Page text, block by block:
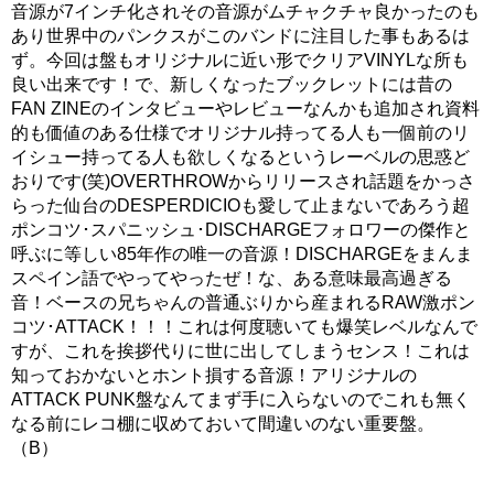
音源が7インチ化されその音源がムチャクチャ良かったのも
あり世界中のパンクスがこのバンドに注目した事もあるは
ず。今回は盤もオリジナルに近い形でクリアVINYLな所も
良い出来です！で、新しくなったブックレットには昔の
FAN ZINEのインタビューやレビューなんかも追加され資料
的も価値のある仕様でオリジナル持ってる人も一個前のリ
イシュー持ってる人も欲しくなるというレーベルの思惑ど
おりです(笑)OVERTHROWからリリースされ話題をかっさ
らった仙台のDESPERDICIOも愛して止まないであろう超
ポンコツ･スパニッシュ･DISCHARGEフォロワーの傑作と
呼ぶに等しい85年作の唯一の音源！DISCHARGEをまんま
スペイン語でやってやったぜ！な、ある意味最高過ぎる
音！ベースの兄ちゃんの普通ぶりから産まれるRAW激ポン
コツ･ATTACK！！！これは何度聴いても爆笑レベルなんで
すが、これを挨拶代りに世に出してしまうセンス！これは
知っておかないとホント損する音源！アリジナルの
ATTACK PUNK盤なんてまず手に入らないのでこれも無く
なる前にレコ棚に収めておいて間違いのない重要盤。
（B）